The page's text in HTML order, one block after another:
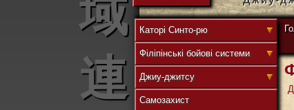
域
連
Каторі Синто-рю
Філіпінські бойові системи
Джиу-джитсу
Самозахист